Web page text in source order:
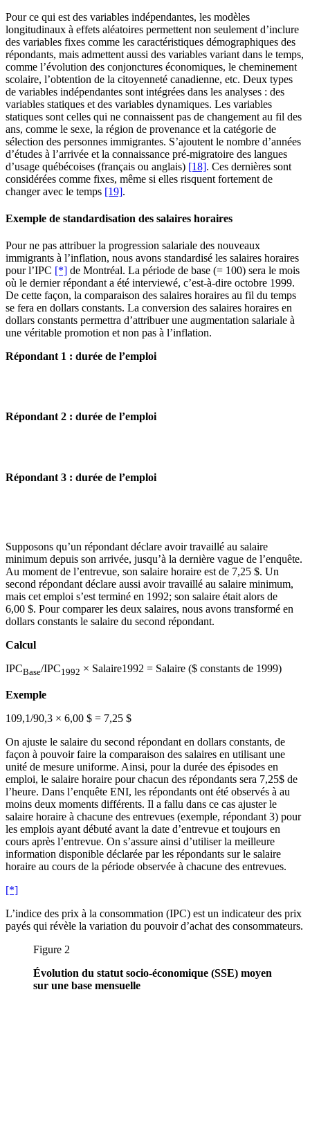
Pour ce qui est des variables indépendantes, les modèles
longitudinaux à effets aléatoires permettent non seulement d’inclure
des variables fixes comme les caractéristiques démographiques des
répondants, mais admettent aussi des variables variant dans le temps,
comme l’évolution des conjonctures économiques, le cheminement
scolaire, l’obtention de la citoyenneté canadienne, etc. Deux types
de variables indépendantes sont intégrées dans les analyses : des
variables statiques et des variables dynamiques. Les variables
statiques sont celles qui ne connaissent pas de changement au fil des
ans, comme le sexe, la région de provenance et la catégorie de
sélection des personnes immigrantes. S’ajoutent le nombre d’années
d’études à l’arrivée et la connaissance pré-migratoire des langues
d’usage québécoises (français ou anglais) [18]. Ces dernières sont
considérées comme fixes, même si elles risquent fortement de
changer avec le temps [19].
Exemple de standardisation des salaires horaires
Pour ne pas attribuer la progression salariale des nouveaux
immigrants à l’inflation, nous avons standardisé les salaires horaires
pour l’IPC [*] de Montréal. La période de base (= 100) sera le mois
où le dernier répondant a été interviewé, c’est-à-dire octobre 1999.
De cette façon, la comparaison des salaires horaires au fil du temps
se fera en dollars constants. La conversion des salaires horaires en
dollars constants permettra d’attribuer une augmentation salariale à
une véritable promotion et non pas à l’inflation.
Répondant 1 : durée de l’emploi
Répondant 2 : durée de l’emploi
Répondant 3 : durée de l’emploi
Supposons qu’un répondant déclare avoir travaillé au salaire
minimum depuis son arrivée, jusqu’à la dernière vague de l’enquête.
Au moment de l’entrevue, son salaire horaire est de 7,25 $. Un
second répondant déclare aussi avoir travaillé au salaire minimum,
mais cet emploi s’est terminé en 1992; son salaire était alors de
6,00 $. Pour comparer les deux salaires, nous avons transformé en
dollars constants le salaire du second répondant.
Calcul
IPCBase/IPC1992 × Salaire1992 = Salaire ($ constants de 1999)
Exemple
109,1/90,3 × 6,00 $ = 7,25 $
On ajuste le salaire du second répondant en dollars constants, de
façon à pouvoir faire la comparaison des salaires en utilisant une
unité de mesure uniforme. Ainsi, pour la durée des épisodes en
emploi, le salaire horaire pour chacun des répondants sera 7,25$ de
l’heure. Dans l’enquête ENI, les répondants ont été observés à au
moins deux moments différents. Il a fallu dans ce cas ajuster le
salaire horaire à chacune des entrevues (exemple, répondant 3) pour
les emplois ayant débuté avant la date d’entrevue et toujours en
cours après l’entrevue. On s’assure ainsi d’utiliser la meilleure
information disponible déclarée par les répondants sur le salaire
horaire au cours de la période observée à chacune des entrevues.
[*]
L’indice des prix à la consommation (IPC) est un indicateur des prix
payés qui révèle la variation du pouvoir d’achat des consommateurs.
Figure 2
Évolution du statut socio-économique (SSE) moyen
sur une base mensuelle